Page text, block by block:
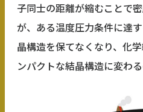
子同士の距離が縮むことで
が、ある温度圧力条件に達
晶構造を保てなくなり、化
ンパクトな結晶構造に変わる